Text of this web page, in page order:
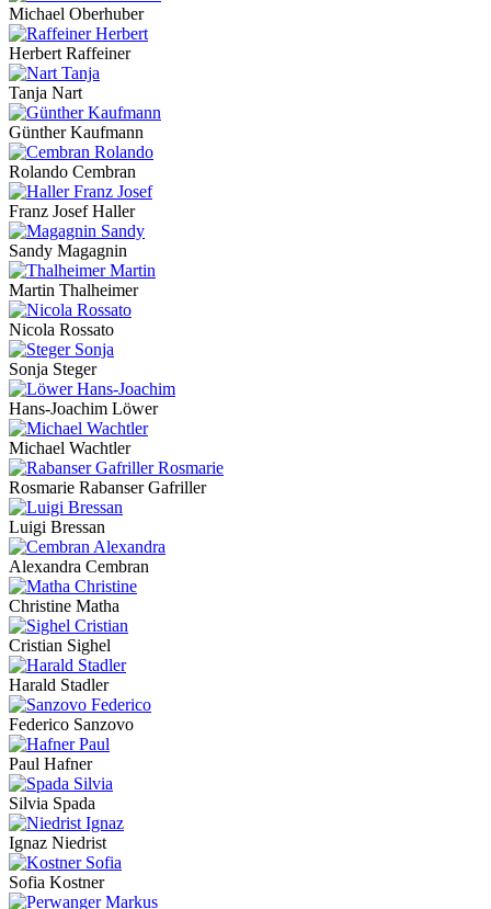
Michael Oberhuber
Herbert Raffeiner
Tanja Nart
Günther Kaufmann
Rolando Cembran
Franz Josef Haller
Sandy Magagnin
Martin Thalheimer
Nicola Rossato
Sonja Steger
Hans-Joachim Löwer
Michael Wachtler
Rosmarie Rabanser Gafriller
Luigi Bressan
Alexandra Cembran
Christine Matha
Cristian Sighel
Harald Stadler
Federico Sanzovo
Paul Hafner
Silvia Spada
Ignaz Niedrist
Sofia Kostner